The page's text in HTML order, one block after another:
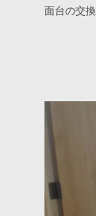
面台の交